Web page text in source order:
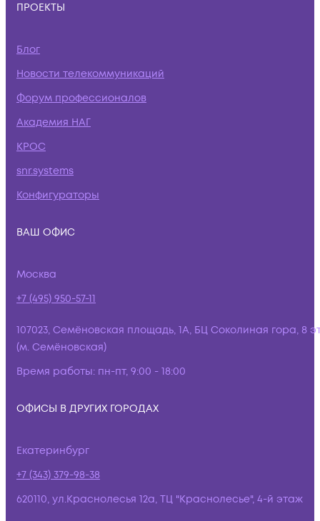
ПРОЕКТЫ
Блог
Новости телекоммуникаций
Форум профессионалов
Академия НАГ
КРОС
snr.systems
Конфигураторы
ВАШ ОФИС
Москва
+7 (495) 950-57-11
107023, Семёновская площадь, 1А, БЦ Соколиная гора, 8
(м. Семёновская)
Время работы: пн-пт, 9:00 - 18:00
ОФИСЫ В ДРУГИХ ГОРОДАХ
Екатеринбург
+7 (343) 379-98-38
620110, ул.Краснолесья 12а, ТЦ "Краснолесье", 4-й этаж